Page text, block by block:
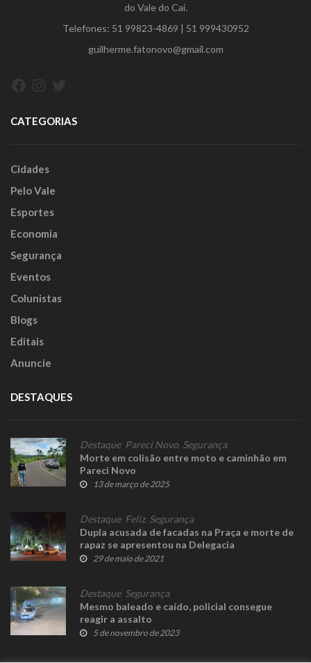
do Vale do Caí.
Telefones: 51 99823-4869 | 51 999430952
guilherme.fatonovo@gmail.com
CATEGORIAS
Cidades
Pelo Vale
Esportes
Economia
Segurança
Eventos
Colunistas
Blogs
Editais
Anuncie
DESTAQUES
Destaque, Pareci Novo Segurança
Morte em colisão entre moto e caminhão em
Pareci Novo
13 de março de 2025
Destaque, Feliz, Segurança
Dupla acusada de facadas na Praça e morte de
rapaz se apresentou na Delegacia
29 de maio de 2021
Destaque, Segurança
Mesmo baleado e caído, policial consegue
reagir a assalto
5 de novembro de 2023